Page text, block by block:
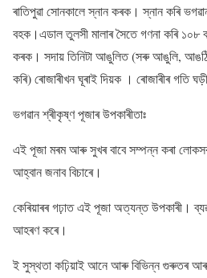
ৰাতিপুৱা সোনকালে স্নান কৰক। স্নান কৰি
বহক।এডাল তুলসী মালাৰ সৈতে গণনা কৰি ১০৮
কৰক। সদায় তিনিটা আঙুলিত (সৰু আঙুলি,
কৰি) ৰোজাৰীখন ঘূৰাই দিয়ক । ৰোজাৰীৰ গতি
ভগৱান শ্ৰীকৃষ্ণ পূজাৰ উপকাৰীতাঃ
এই পূজা মৰম আৰু সুখৰ বাবে সম্পন্ন কৰা
আহ্বান জনাব বিচাৰে।
কেৰিয়াৰৰ গঢ়াত এই পূজা অত্যন্ত উপকাৰী।
আহৰণ কৰে।
ই সুস্থতা কঢ়িয়াই আনে আৰু বিভিন্ন গুৰুতৰ আৰু